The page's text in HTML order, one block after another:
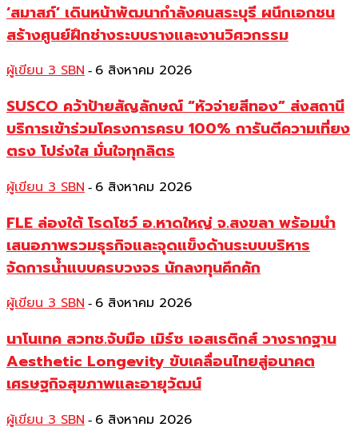
‘สมาสภ์’ เดินหน้าพัฒนากำลังคนสระบุรี ผนึกเอกชน
สร้างศูนย์ฝึกช่างระบบรางและงานวิศวกรรม
ผู้เขียน 3 SBN - 6 สิงหาคม 2026
SUSCO คว้าป้ายสัญลักษณ์ “หัวจ่ายสีทอง” ส่งสถานี
บริการเข้าร่วมโครงการครบ 100% การันตีความเที่ยง
ตรง โปร่งใส มั่นใจทุกลิตร
ผู้เขียน 3 SBN - 6 สิงหาคม 2026
FLE ล่องใต้ โรดโชว์ อ.หาดใหญ่ จ.สงขลา พร้อมนำ
เสนอภาพรวมธุรกิจและจุดแข็งด้านระบบบริหาร
จัดการน้ำแบบครบวงจร นักลงทุนคึกคัก
ผู้เขียน 3 SBN - 6 สิงหาคม 2026
นาโนเทค สวทช.จับมือ เมิร์ซ เอสเธติกส์ วางรากฐาน
Aesthetic Longevity ขับเคลื่อนไทยสู่อนาคต
เศรษฐกิจสุขภาพและอายุวัฒน์
ผู้เขียน 3 SBN - 6 สิงหาคม 2026